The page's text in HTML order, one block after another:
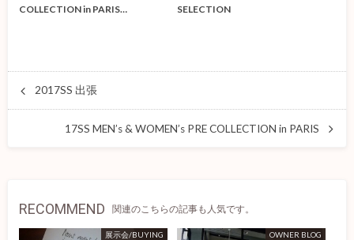
COLLECTION in PARIS…
SELECTION
2017SS 出張
17SS MEN’s & WOMEN’s PRE COLLECTION in PARIS
RECOMMEND 関連のこちらの記事も人気です。
展示会/BUYING OWNER BLOG